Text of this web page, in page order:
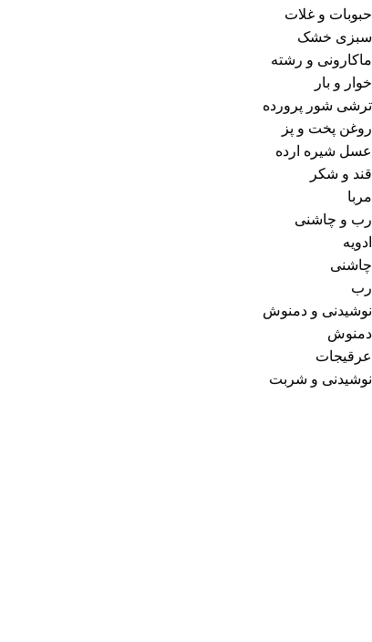
حبوبات و غلات
سبزی خشک
ماکارونی و رشته
خوار و بار
ترشی شور پرورده
روغن پخت و پز
عسل شیره ارده
قند و شکر
مربا
رب و چاشنی
ادویه
چاشنی
رب
نوشیدنی و دمنوش
دمنوش
عرقیجات
نوشیدنی و شربت